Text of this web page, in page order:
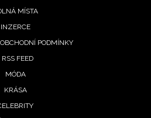
MÍSTA
INZERCE
PODMÍNKY
RSS FEED
MÓDA
KRÁSA